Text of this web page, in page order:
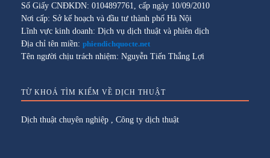
Số Giấy CNĐKDN: 0104897761, cấp ngày 10/09/2010
Nơi cấp: Sở kế hoạch và đầu tư thành phố Hà Nội
Lĩnh vực kinh doanh: Dịch vụ dịch thuật và phiên dịch
Địa chỉ tên miền: phiendichquocte.net
Tên người chịu trách nhiệm: Nguyễn Tiến Thắng Lợi
TỪ KHOÁ TÌM KIẾM VỀ DỊCH THUẬT
Dịch thuật chuyên nghiệp Công ty dịch thuật